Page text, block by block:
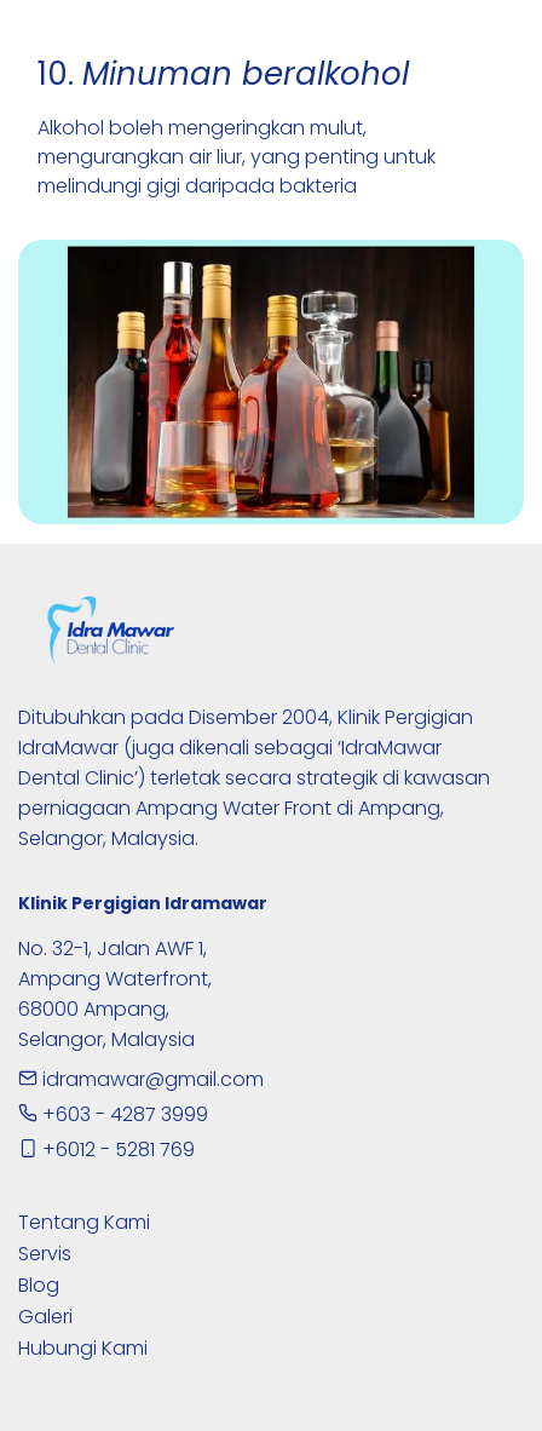
10. Minuman beralkohol
Alkohol boleh mengeringkan mulut,
mengurangkan air liur, yang penting untuk
melindungi gigi daripada bakteria
Ditubuhkan pada Disember 2004, Klinik Pergigian
IdraMawar (juga dikenali sebagai ‘IdraMawar
Dental Clinic’) terletak secara strategik di kawasan
perniagaan Ampang Water Front di Ampang,
Selangor, Malaysia.
Klinik Pergigian Idramawar
No. 32-1, Jalan AWF 1,
Ampang Waterfront,
68000 Ampang,
Selangor, Malaysia
idramawar@gmail.com
+603 - 4287 3999
+6012 - 5281 769
Tentang Kami
Servis
Blog
Galeri
Hubungi Kami